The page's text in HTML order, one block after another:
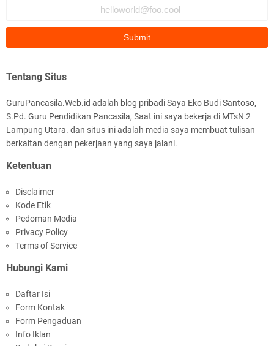
Perangkat Ajar Deep Learning Pendidikan
Modul Ajar IPA MTs Kelas 9 Kurikulum Berbasis
Cinta (KBC) Lengkap Semester 1 & 2
Modul Seni Rupa MTs Kelas 8 Kurikulum
Berbasis Cinta (KBC) Terlengkap Semester 1 dan
2
BAGUSSS👍👍👍👍👍👍👍👍👍👍👍👍👍👍👍👍👍👍👍👍👍👍👍👍
👍👍👍👍👍
AFFANS RAHMAT JAYA 9.3
bagus 👍👍
Andre Wiguna 9.1
Bagus banget🥰
Citra Aprilia Mufarokhah
Bagus
Syifa Agustina Ramadani 9.1
sangat bagus
Haya pippo mardianto 9.3
Bagus
Fabian Nabil daniswara 93
Tentang Situs
GuruPancasila.Web.id adalah blog pribadi Saya Eko Budi Santoso,
S.Pd. Guru Pendidikan Pancasila, Saat ini saya bekerja di MTsN 2
Lampung Utara. dan situs ini adalah media saya membuat tulisan
berkaitan dengan pekerjaan yang saya jalani.
Ketentuan
Disclaimer
Kode Etik
Pedoman Media
Privacy Policy
Terms of Service
Hubungi Kami
Daftar Isi
Form Kontak
Form Pengaduan
Info Iklan